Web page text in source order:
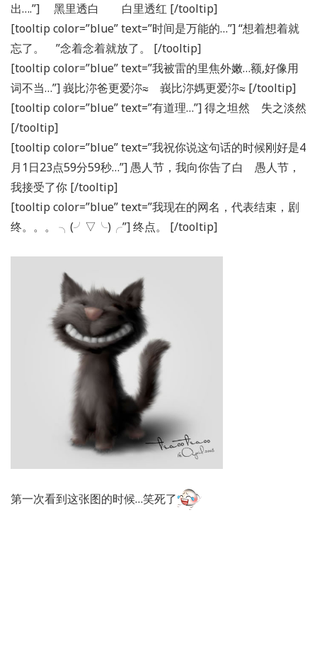
出….”] ゝ黑里透白 ゝ白里透红 [/tooltip]
[tooltip color=”blue” text=”时间是万能的…”] “想着想着就
忘了。 ”念着念着就放了。 [/tooltip]
[tooltip color=”blue” text=”我被雷的里焦外嫩…额,好像用
词不当…”] 峩比沵爸更爱沵≈ 峩比沵媽更爱沵≈ [/tooltip]
[tooltip color=”blue” text=”有道理…”] 得之坦然 失之淡然
[/tooltip]
[tooltip color=”blue” text=”我祝你说这句话的时候刚好是4
月1日23点59分59秒…”] 愚人节，我向你告了白 愚人节，
我接受了你 [/tooltip]
[tooltip color=”blue” text=”我现在的网名，代表结束，剧
终。。。 ╮(╯▽╰)╭”] 终点。 [/tooltip]
第一次看到这张图的时候…笑死了